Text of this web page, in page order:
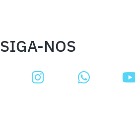
SIGA-NOS